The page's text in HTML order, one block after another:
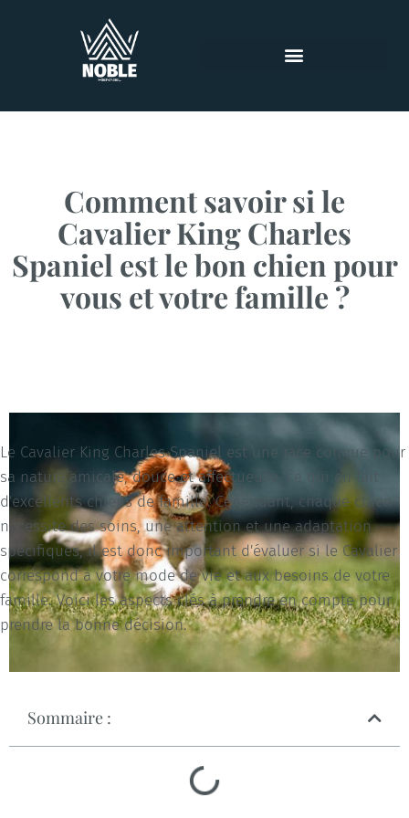
Comment savoir si le
Cavalier King Charles
Spaniel est le bon chien pour
vous et votre famille ?
Le Cavalier King Charles Spaniel est une race connue pour
sa nature amicale, douce et affectueuse, ce qui en fait
d'excellents chiens de famille. Cependant, chaque chien
nécessite des soins, une attention et une adaptation
spécifiques, il est donc important d'évaluer si le Cavalier
correspond à votre mode de vie et aux besoins de votre
famille. Voici les aspects clés à prendre en compte pour
prendre la bonne décision.
Sommaire :